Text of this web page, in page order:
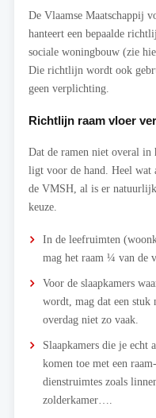
De Vlaamse Maatschappij
hanteert een bepaalde
sociale woningbouw (zie
Die richtlijn wordt ook
geen verplichting.
Richtlijn raam vloer
Dat de ramen niet overal in
ligt voor de hand. Heel wat
de VMSH, al is er
keuze.
In de leefruimten
mag het raam ¼ van de
Voor de slaapkamers
wordt, mag dat een stuk
overdag niet zo vaak.
Slaapkamers die je echt
komen toe met een
dienstruimtes zoals
zolderkamer….